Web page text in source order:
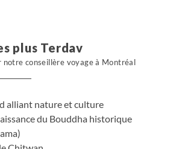
de sites historiques.
plus Terdav
notre conseillère voyage à Montréal
alliant nature et culture
du Bouddha historique